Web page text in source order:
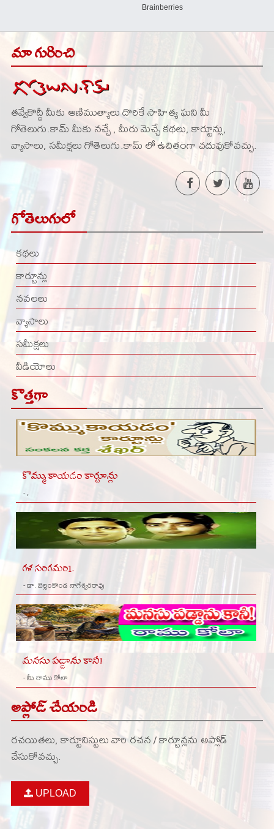
మా గురించి
తవ్వేకొద్దీ మీకు ఆణిముత్యాలు దొరికే సాహిత్య ఘని మీ
గోతెలుగు.కామ్ మీకు నచ్చే , మీరు మెచ్చే కథలు, కార్టూన్లు,
వ్యాసాలు, సమీక్షలు గోతెలుగు.కామ్ లో ఉచితంగా చదువుకోవచ్చు.
గోతెలుగులో
కథలు
కార్టూన్లు
నవలలు
వ్యాసాలు
సమీక్షలు
వీడియోలు
కొత్తగా
కొమ్ముకాయడం కార్టూన్లు
- ,
గళ సంగమం1.
- డా. బెల్లంకొండ నాగేశ్వరరావు
మనసు పడ్డాను కానీ!
- మీ రాము కోలా
అప్లోడ్ చేయండి
రచయితలు, కార్టూనిస్టులు వారి రచన / కార్టూన్లను అప్లోడ్
చేసుకోవచ్చు.
UPLOAD